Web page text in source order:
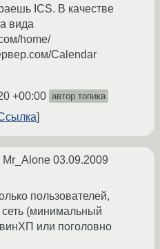
ICS. В качестве
вида
home/
Calendar
+00:00 автор топика
Mr_Alone 03.09.2009
пользователей,
сеть (минимальный
или поголовно